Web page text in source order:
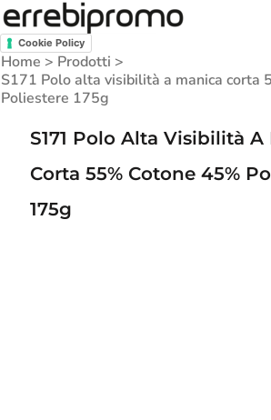
Cookie Policy
Home > Prodotti >
S171 Polo alta visibilità a manica corta
Poliestere 175g
S171 Polo Alta Visibilità A
Corta 55% Cotone 45%
175g